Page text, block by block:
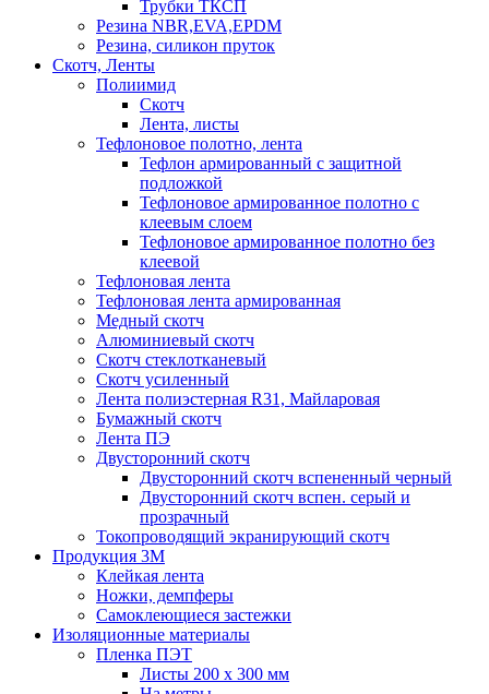
Трубки ТКСП
Резина NBR,EVA,EPDM
Резина, силикон пруток
Скотч, Ленты
Полиимид
Скотч
Лента, листы
Тефлоновое полотно, лента
Тефлон армированный с защитной
подложкой
Тефлоновое армированное полотно с
клеевым слоем
Тефлоновое армированное полотно без
клеевой
Тефлоновая лента
Тефлоновая лента армированная
Медный скотч
Алюминиевый скотч
Скотч стеклотканевый
Скотч усиленный
Лента полиэстерная R31, Майларовая
Бумажный скотч
Лента ПЭ
Двусторонний скотч
Двусторонний скотч вспененный черный
Двусторонний скотч вспен. серый и
прозрачный
Токопроводящий экранирующий скотч
Продукция 3M
Клейкая лента
Ножки, демпферы
Самоклеющиеся застежки
Изоляционные материалы
Пленка ПЭТ
Листы 200 х 300 мм